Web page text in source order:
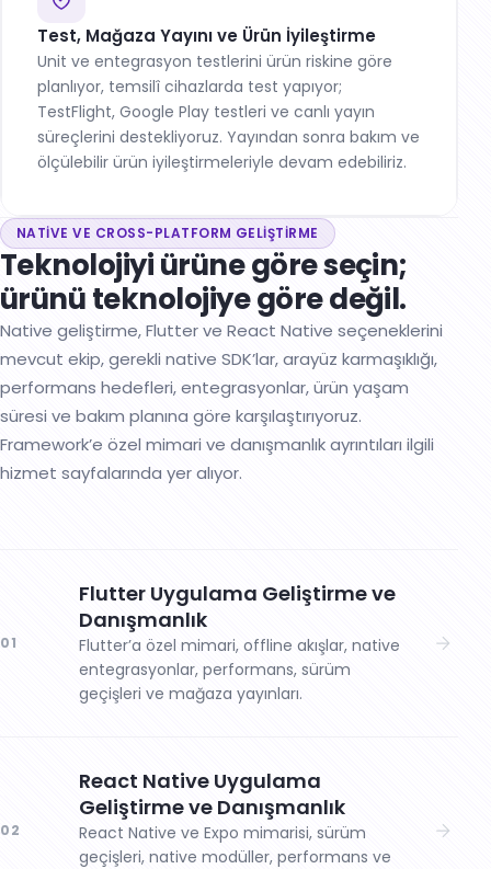
Test, Mağaza Yayını ve Ürün İyileştirme
Unit ve entegrasyon testlerini ürün riskine göre
planlıyor, temsilî cihazlarda test yapıyor;
TestFlight, Google Play testleri ve canlı yayın
süreçlerini destekliyoruz. Yayından sonra bakım ve
ölçülebilir ürün iyileştirmeleriyle devam edebiliriz.
NATIVE VE CROSS-PLATFORM GELIŞTIRME
Teknolojiyi ürüne göre seçin;
ürünü teknolojiye göre değil.
Native geliştirme, Flutter ve React Native seçeneklerini
mevcut ekip, gerekli native SDK’lar, arayüz karmaşıklığı,
performans hedefleri, entegrasyonlar, ürün yaşam
süresi ve bakım planına göre karşılaştırıyoruz.
Framework’e özel mimari ve danışmanlık ayrıntıları ilgili
hizmet sayfalarında yer alıyor.
01
Flutter Uygulama Geliştirme ve
Danışmanlık
Flutter’a özel mimari, offline akışlar, native
entegrasyonlar, performans, sürüm
geçişleri ve mağaza yayınları.
02
React Native Uygulama
Geliştirme ve Danışmanlık
React Native ve Expo mimarisi, sürüm
geçişleri, native modüller, performans ve